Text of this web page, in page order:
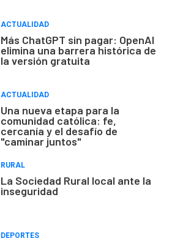
ACTUALIDAD
Más ChatGPT sin pagar: OpenAI
elimina una barrera histórica de
la versión gratuita
ACTUALIDAD
Una nueva etapa para la
comunidad católica: fe,
cercanía y el desafío de
"caminar juntos"
RURAL
La Sociedad Rural local ante la
inseguridad
DEPORTES